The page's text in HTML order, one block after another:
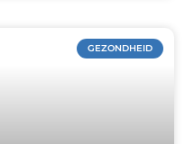
GEZONDHEID